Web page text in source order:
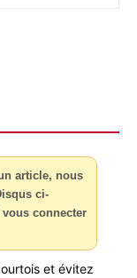
article, nous
ci-
connecter
et évitez